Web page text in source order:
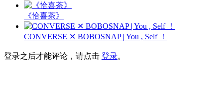
《恰喜茶》
CONVERSE ✕ BOBOSNAP | You , Self ！
登录之后才能评论，请点击 登录。